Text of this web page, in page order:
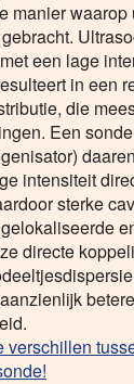
manier
een lage
in een
die
Een
intensiteit
sterke
directe
verschillen